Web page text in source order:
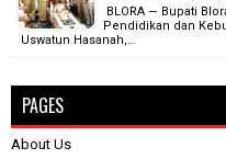
BLORA — Bupati
Pendidikan dan
Uswatun Hasanah,…
PAGES
About Us